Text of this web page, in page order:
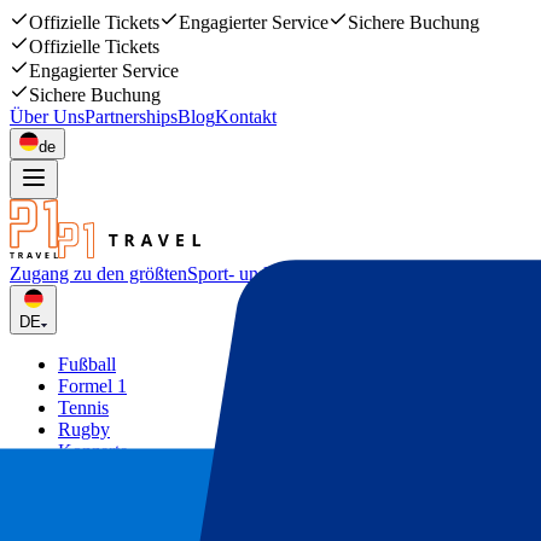
Offizielle Tickets Engagierter Service
Sichere Buchung
Offizielle Tickets
Engagierter Service
Sichere Buchung
Über UnsPartnershipsBlogKontakt
de
Zugang zu den größtenSport- und Musikevents
DE
Fußball
Formel 1
Tennis
Rugby
Konzerte